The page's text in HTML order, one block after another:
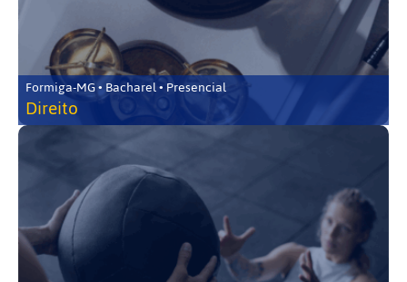
Formiga-MG • Bacharel • Presencial
Direito